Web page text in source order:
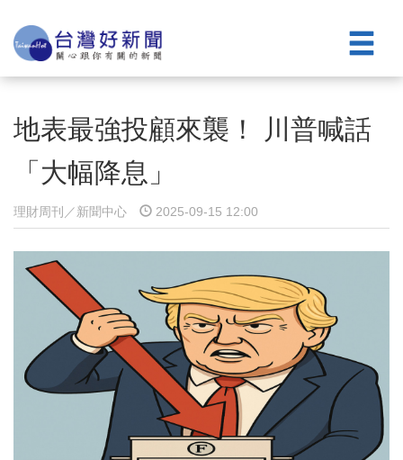
地表最強投顧來襲！ 川普喊話
「大幅降息」
理財周刊／新聞中心 2025-09-15 12:00